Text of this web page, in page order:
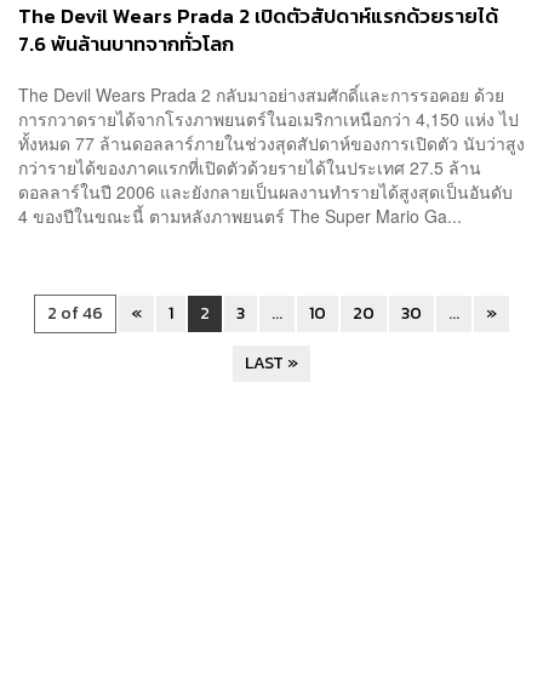
The Devil Wears Prada 2 เปิดตัวสัปดาห์แรกด้วยรายได้
7.6 พันล้านบาทจากทั่วโลก
The Devil Wears Prada 2 กลับมาอย่างสมศักดิ์และการรอคอย ด้วย
การกวาดรายได้จากโรงภาพยนตร์ในอเมริกาเหนือกว่า 4,150 แห่ง ไป
ทั้งหมด 77 ล้านดอลลาร์ภายในช่วงสุดสัปดาห์ของการเปิดตัว นับว่าสูง
กว่ารายได้ของภาคแรกที่เปิดตัวด้วยรายได้ในประเทศ 27.5 ล้าน
ดอลลาร์ในปี 2006 และยังกลายเป็นผลงานทำรายได้สูงสุดเป็นอันดับ
4 ของปีในขณะนี้ ตามหลังภาพยนตร์ The Super Mario Ga...
2 of 46 « 1 2 3 ... 10 20 30 ...
»
LAST »